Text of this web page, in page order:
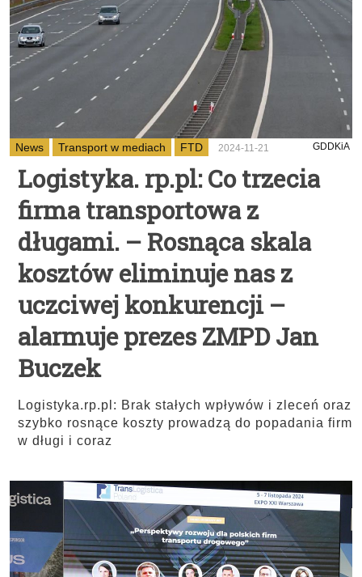
News Transport w mediach FTD 2024-11-21 GDDKiA
Logistyka. rp.pl: Co trzecia
firma transportowa z
długami. – Rosnąca skala
kosztów eliminuje nas z
uczciwej konkurencji –
alarmuje prezes ZMPD Jan
Buczek
Logistyka.rp.pl: Brak stałych wpływów i zleceń oraz
szybko rosnące koszty prowadzą do popadania firm
w długi i coraz